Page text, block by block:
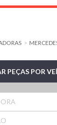
>
PEÇAS POR